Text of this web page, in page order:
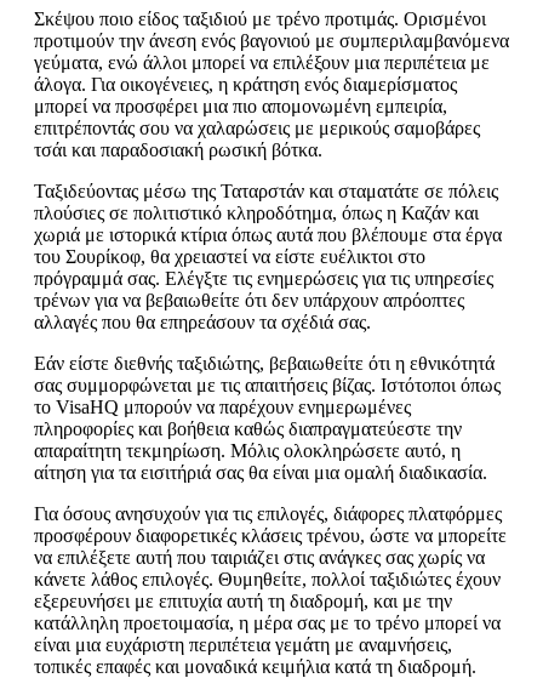
Σκέψου ποιο είδος ταξιδιού με τρένο προτιμάς. Ορισμένοι
προτιμούν την άνεση ενός βαγονιού με συμπεριλαμβανόμενα
γεύματα, ενώ άλλοι μπορεί να επιλέξουν μια περιπέτεια με
άλογα. Για οικογένειες, η κράτηση ενός διαμερίσματος
μπορεί να προσφέρει μια πιο απομονωμένη εμπειρία,
επιτρέποντάς σου να χαλαρώσεις με μερικούς σαμοβάρες
τσάι και παραδοσιακή ρωσική βότκα.
Ταξιδεύοντας μέσω της Ταταρστάν και σταματάτε σε πόλεις
πλούσιες σε πολιτιστικό κληροδότημα, όπως η Καζάν και
χωριά με ιστορικά κτίρια όπως αυτά που βλέπουμε στα έργα
του Σουρίκοφ, θα χρειαστεί να είστε ευέλικτοι στο
πρόγραμμά σας. Ελέγξτε τις ενημερώσεις για τις υπηρεσίες
τρένων για να βεβαιωθείτε ότι δεν υπάρχουν απρόοπτες
αλλαγές που θα επηρεάσουν τα σχέδιά σας.
Εάν είστε διεθνής ταξιδιώτης, βεβαιωθείτε ότι η εθνικότητά
σας συμμορφώνεται με τις απαιτήσεις βίζας. Ιστότοποι όπως
το VisaHQ μπορούν να παρέχουν ενημερωμένες
πληροφορίες και βοήθεια καθώς διαπραγματεύεστε την
απαραίτητη τεκμηρίωση. Μόλις ολοκληρώσετε αυτό, η
αίτηση για τα εισιτήριά σας θα είναι μια ομαλή διαδικασία.
Για όσους ανησυχούν για τις επιλογές, διάφορες πλατφόρμες
προσφέρουν διαφορετικές κλάσεις τρένου, ώστε να μπορείτε
να επιλέξετε αυτή που ταιριάζει στις ανάγκες σας χωρίς να
κάνετε λάθος επιλογές. Θυμηθείτε, πολλοί ταξιδιώτες έχουν
εξερευνήσει με επιτυχία αυτή τη διαδρομή, και με την
κατάλληλη προετοιμασία, η μέρα σας με το τρένο μπορεί να
είναι μια ευχάριστη περιπέτεια γεμάτη με αναμνήσεις,
τοπικές επαφές και μοναδικά κειμήλια κατά τη διαδρομή.